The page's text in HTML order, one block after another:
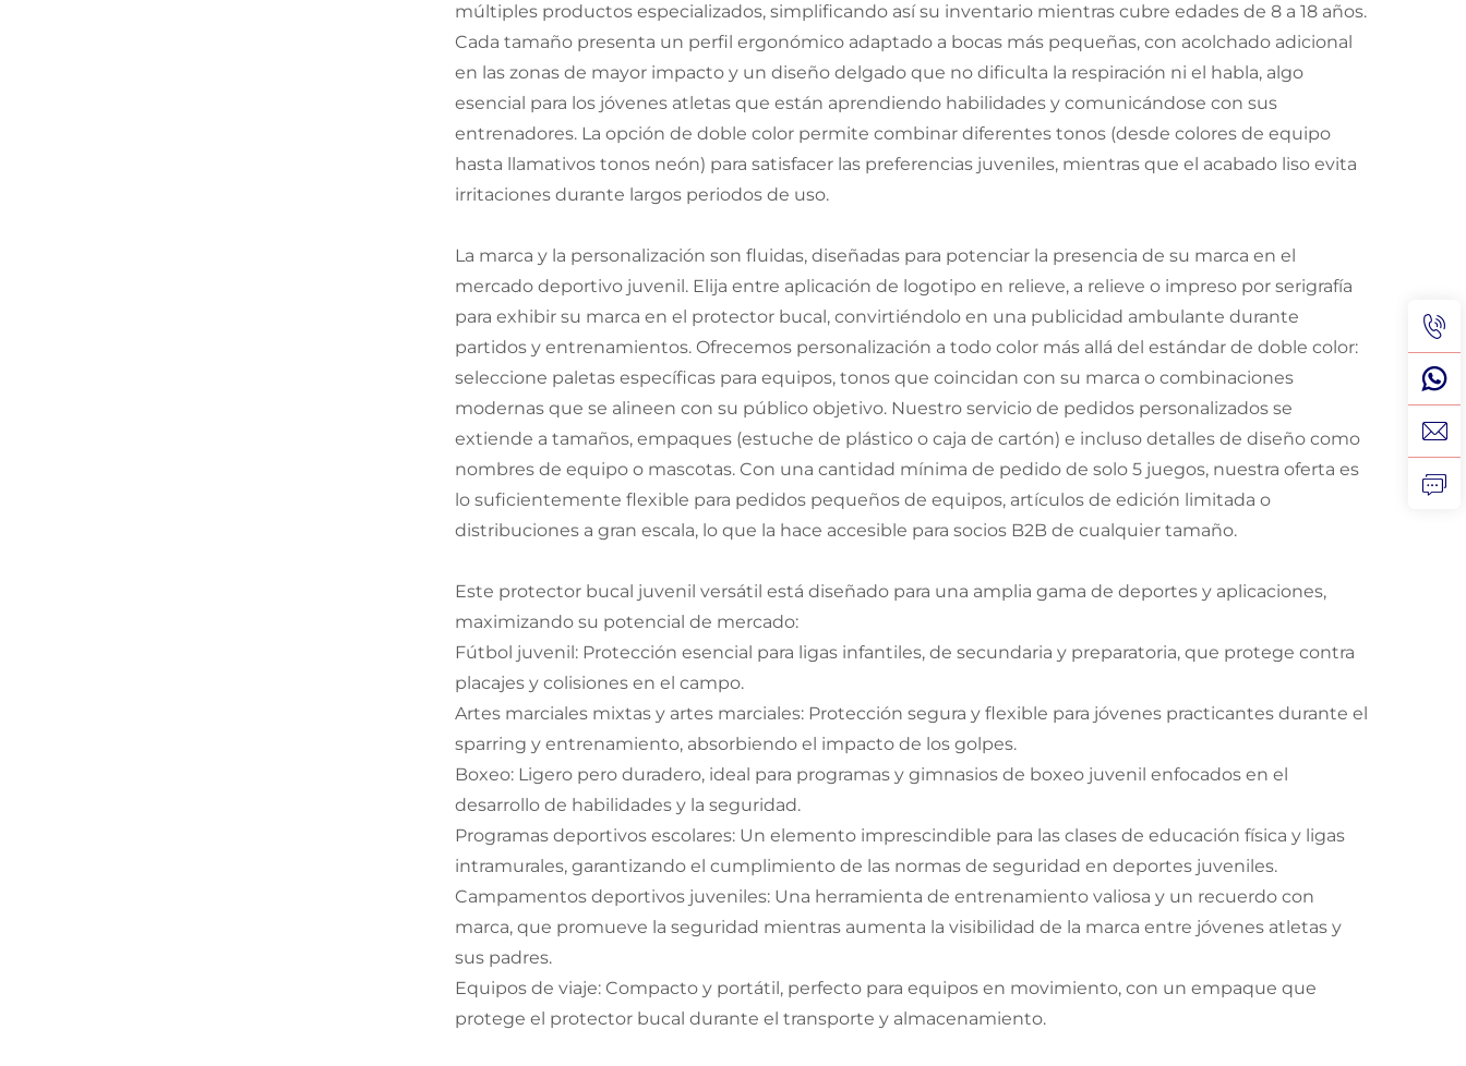
múltiples productos especializados, simplificando así su inventario mientras cubre edades de 8 a 18 años.
Cada tamaño presenta un perfil ergonómico adaptado a bocas más pequeñas, con acolchado adicional
en las zonas de mayor impacto y un diseño delgado que no dificulta la respiración ni el habla, algo
esencial para los jóvenes atletas que están aprendiendo habilidades y comunicándose con sus
entrenadores. La opción de doble color permite combinar diferentes tonos (desde colores de equipo
hasta llamativos tonos neón) para satisfacer las preferencias juveniles, mientras que el acabado liso evita
irritaciones durante largos periodos de uso.
La marca y la personalización son fluidas, diseñadas para potenciar la presencia de su marca en el
mercado deportivo juvenil. Elija entre aplicación de logotipo en relieve, a relieve o impreso por serigrafía
para exhibir su marca en el protector bucal, convirtiéndolo en una publicidad ambulante durante
partidos y entrenamientos. Ofrecemos personalización a todo color más allá del estándar de doble color:
seleccione paletas específicas para equipos, tonos que coincidan con su marca o combinaciones
modernas que se alineen con su público objetivo. Nuestro servicio de pedidos personalizados se
extiende a tamaños, empaques (estuche de plástico o caja de cartón) e incluso detalles de diseño como
nombres de equipo o mascotas. Con una cantidad mínima de pedido de solo 5 juegos, nuestra oferta es
lo suficientemente flexible para pedidos pequeños de equipos, artículos de edición limitada o
distribuciones a gran escala, lo que la hace accesible para socios B2B de cualquier tamaño.
Este protector bucal juvenil versátil está diseñado para una amplia gama de deportes y aplicaciones,
maximizando su potencial de mercado:
Fútbol juvenil: Protección esencial para ligas infantiles, de secundaria y preparatoria, que protege contra
placajes y colisiones en el campo.
Artes marciales mixtas y artes marciales: Protección segura y flexible para jóvenes practicantes durante el
sparring y entrenamiento, absorbiendo el impacto de los golpes.
Boxeo: Ligero pero duradero, ideal para programas y gimnasios de boxeo juvenil enfocados en el
desarrollo de habilidades y la seguridad.
Programas deportivos escolares: Un elemento imprescindible para las clases de educación física y ligas
intramurales, garantizando el cumplimiento de las normas de seguridad en deportes juveniles.
Campamentos deportivos juveniles: Una herramienta de entrenamiento valiosa y un recuerdo con
marca, que promueve la seguridad mientras aumenta la visibilidad de la marca entre jóvenes atletas y
sus padres.
Equipos de viaje: Compacto y portátil, perfecto para equipos en movimiento, con un empaque que
protege el protector bucal durante el transporte y almacenamiento.